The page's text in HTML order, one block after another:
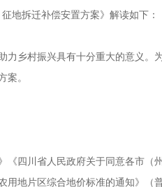
地拆迁补偿安置方案》解读如下：
乡村振兴具有十分重大的意义。
案。
四川省人民政府关于同意各市（
地片区综合地价标准的通知》（